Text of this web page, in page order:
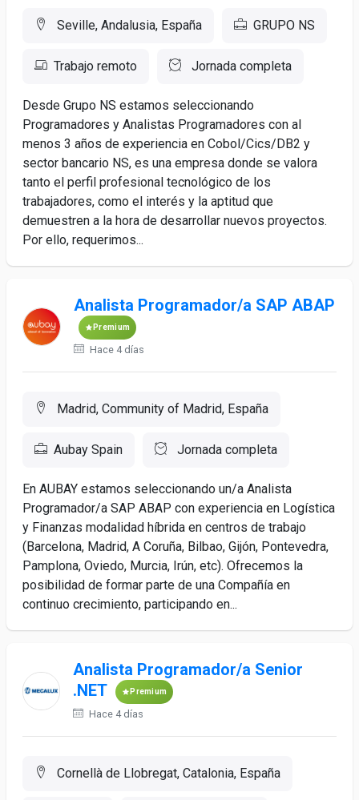
Seville, Andalusia, España GRUPO NS
Trabajo remoto Jornada completa
Desde Grupo NS estamos seleccionando
Programadores y Analistas Programadores con al
menos 3 años de experiencia en Cobol/Cics/DB2 y
sector bancario NS, es una empresa donde se valora
tanto el perfil profesional tecnológico de los
trabajadores, como el interés y la aptitud que
demuestren a la hora de desarrollar nuevos proyectos.
Por ello, requerimos...
Analista Programador/a SAP ABAP
Premium
Hace 4 días
Madrid, Community of Madrid, España
Aubay Spain Jornada completa
En AUBAY estamos seleccionando un/a Analista
Programador/a SAP ABAP con experiencia en Logística
y Finanzas modalidad híbrida en centros de trabajo
(Barcelona, Madrid, A Coruña, Bilbao, Gijón, Pontevedra,
Pamplona, Oviedo, Murcia, Irún, etc). Ofrecemos la
posibilidad de formar parte de una Compañía en
continuo crecimiento, participando en...
Analista Programador/a Senior
.NET
Premium
Hace 4 días
Cornellà de Llobregat, Catalonia, España